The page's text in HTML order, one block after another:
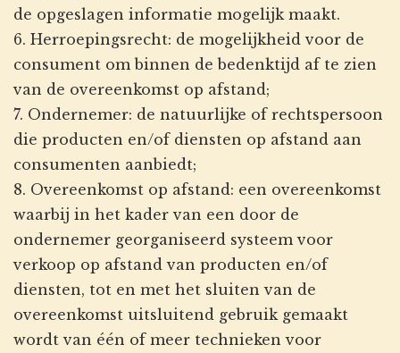
de opgeslagen informatie mogelijk maakt.
6. Herroepingsrecht: de mogelijkheid voor de
consument om binnen de bedenktijd af te zien
van de overeenkomst op afstand;
7. Ondernemer: de natuurlijke of rechtspersoon
die producten en/of diensten op afstand aan
consumenten aanbiedt;
8. Overeenkomst op afstand: een overeenkomst
waarbij in het kader van een door de
ondernemer georganiseerd systeem voor
verkoop op afstand van producten en/of
diensten, tot en met het sluiten van de
overeenkomst uitsluitend gebruik gemaakt
wordt van één of meer technieken voor